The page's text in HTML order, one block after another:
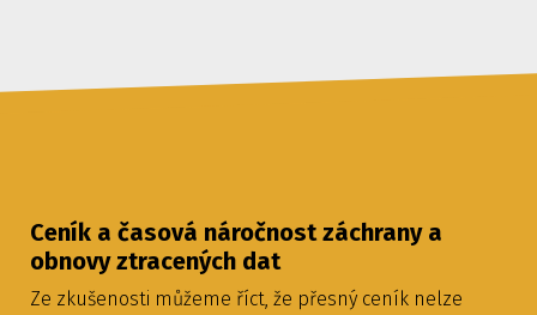
Ceník a časová náročnost záchrany a
obnovy ztracených dat
Ze zkušenosti můžeme říct, že přesný ceník nelze